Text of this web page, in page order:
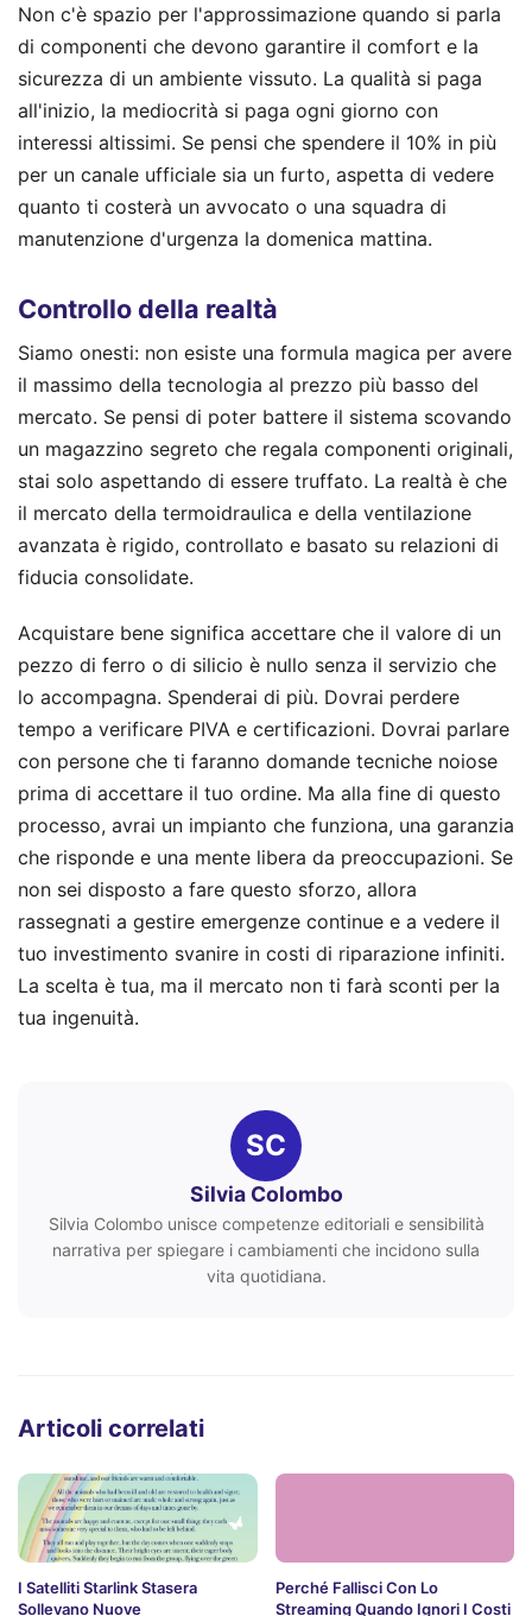
Non c'è spazio per l'approssimazione quando si parla
di componenti che devono garantire il comfort e la
sicurezza di un ambiente vissuto. La qualità si paga
all'inizio, la mediocrità si paga ogni giorno con
interessi altissimi. Se pensi che spendere il 10% in più
per un canale ufficiale sia un furto, aspetta di vedere
quanto ti costerà un avvocato o una squadra di
manutenzione d'urgenza la domenica mattina.
Controllo della realtà
Siamo onesti: non esiste una formula magica per avere
il massimo della tecnologia al prezzo più basso del
mercato. Se pensi di poter battere il sistema scovando
un magazzino segreto che regala componenti originali,
stai solo aspettando di essere truffato. La realtà è che
il mercato della termoidraulica e della ventilazione
avanzata è rigido, controllato e basato su relazioni di
fiducia consolidate.
Acquistare bene significa accettare che il valore di un
pezzo di ferro o di silicio è nullo senza il servizio che
lo accompagna. Spenderai di più. Dovrai perdere
tempo a verificare PIVA e certificazioni. Dovrai parlare
con persone che ti faranno domande tecniche noiose
prima di accettare il tuo ordine. Ma alla fine di questo
processo, avrai un impianto che funziona, una garanzia
che risponde e una mente libera da preoccupazioni. Se
non sei disposto a fare questo sforzo, allora
rassegnati a gestire emergenze continue e a vedere il
tuo investimento svanire in costi di riparazione infiniti.
La scelta è tua, ma il mercato non ti farà sconti per la
tua ingenuità.
SC
Silvia Colombo
Silvia Colombo unisce competenze editoriali e sensibilità
narrativa per spiegare i cambiamenti che incidono sulla
vita quotidiana.
Articoli correlati
I Satelliti Starlink Stasera
Sollevano Nuove
Perché Fallisci Con Lo
Streaming Quando Ignori I Costi